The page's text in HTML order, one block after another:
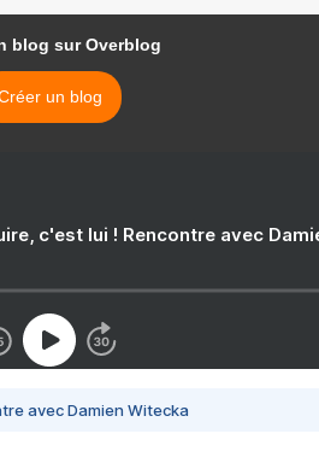
blog sur Overblog
un blog
c'est lui ! Rencontre avec
avec Damien Witecka